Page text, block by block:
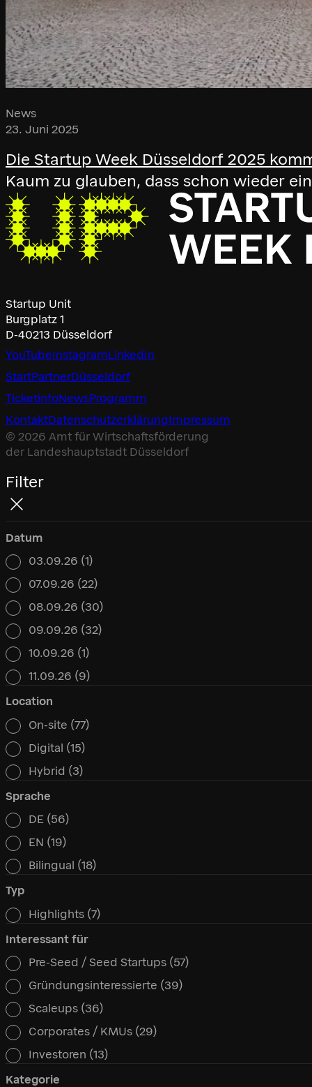
News
23. Juni 2025
Die Startup Week Düsseldorf 2025
Kaum zu glauben, dass schon wieder
Startup Unit
Burgplatz 1
D-40213 Düsseldorf
YouTubeInstagramLinkedIn
StartPartnerDüsseldorf
TicketinfoNewsProgramm
KontaktDatenschutz­erklärungImpressum
© 2026 Amt für Wirtschaftsförderung
der Landeshauptstadt Düsseldorf
Filter
Datum
Datum
03.09.26 (1)
07.09.26 (22)
08.09.26 (30)
09.09.26 (32)
10.09.26 (1)
11.09.26 (9)
Location
Location
On-site (77)
Digital (15)
Hybrid (3)
Sprache
Sprache
DE (56)
EN (19)
Bilingual (18)
Typ
Typ
Highlights (7)
Interessant für
Interessant für
Pre-Seed / Seed Startups (57)
Gründungsinteressierte (39)
Scaleups (36)
Corporates / KMUs (29)
Investoren (13)
Kategorie